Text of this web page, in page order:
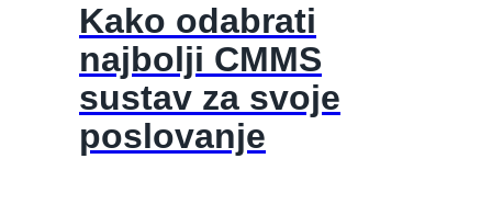
Kako odabrati
najbolji CMMS
sustav za svoje
poslovanje